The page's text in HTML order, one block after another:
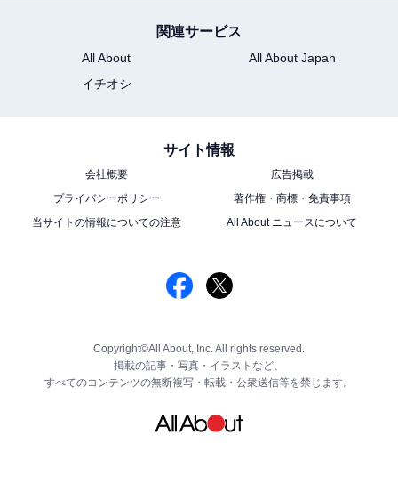
関連サービス
All About
All About Japan
イチオシ
サイト情報
会社概要
広告掲載
プライバシーポリシー
著作権・商標・免責事項
当サイトの情報についての注意
All About ニュースについて
Copyright©All About, Inc. All rights reserved.
掲載の記事・写真・イラストなど、
すべてのコンテンツの無断複写・転載・公衆送信等を禁じます。